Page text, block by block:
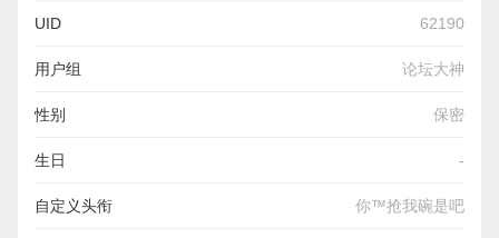
UID 62190
用户组 论坛大神
性别 保密
生日 -
自定义头衔 你™抢我碗是吧